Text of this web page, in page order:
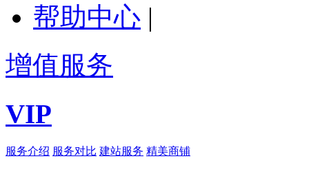
帮助中心 |
增值服务
VIP
服务介绍 服务对比 建站服务 精美商铺